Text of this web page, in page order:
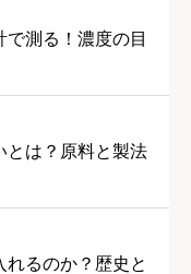
測る！濃度の目
とは？原料と製法
れるのか？歴史と